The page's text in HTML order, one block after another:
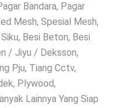
Bandara, Pagar
Mesh, Spesial Mesh,
Besi Beton, Besi
/ Jiyu / Deksson,
Pju, Tiang Cctv,
Plywood,
Lainnya Yang Siap